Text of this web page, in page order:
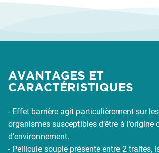
AVANTAGES ET
CARACTÉRISTIQUES
- Effet barrière agit particulièrement sur
organismes susceptibles d’être à l’origine
d’environnement.
- Pellicule souple présente entre 2 traites,